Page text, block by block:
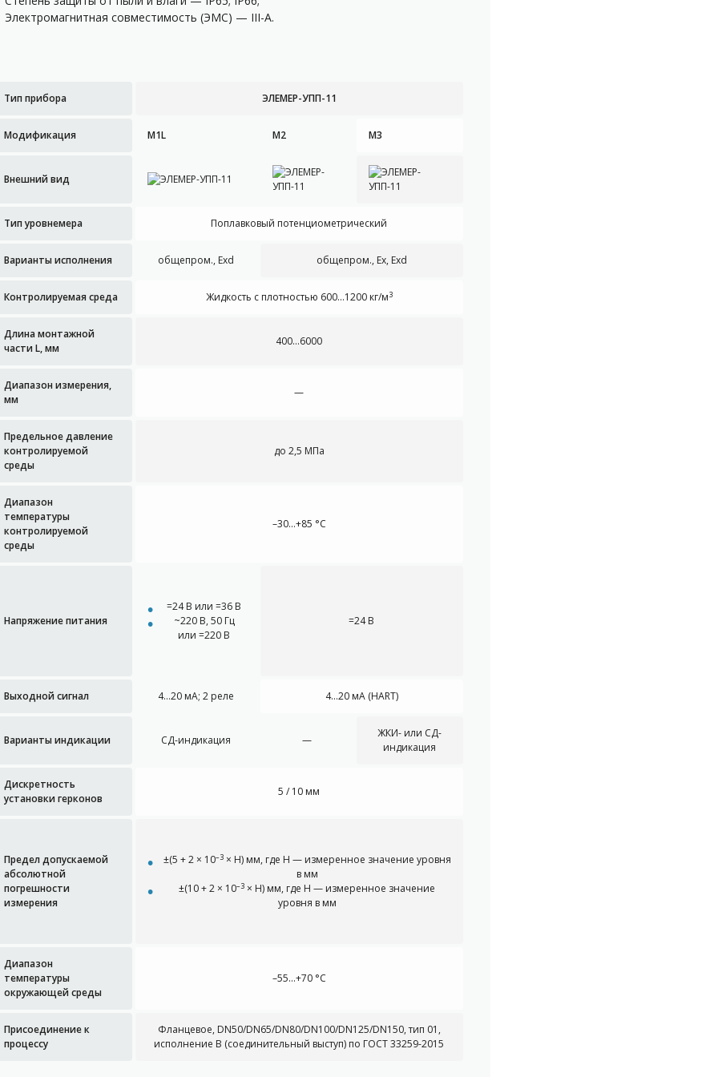
Электромагнитная совместимость (ЭМС) — III-A.
Тип прибора ЭЛЕМЕР-УПП-11
Модификация М1L М2 М3
Внешний вид
Тип уровнемера Поплавковый потенциометрический
Варианты исполнения общепром., Exd общепром., Ex, Exd
Контролируемая среда Жидкость с плотностью 600…1200 кг/м3
Длина монтажной
части L, мм
400…6000
Диапазон измерения,
мм
—
Предельное давление
контролируемой
среды
до 2,5 МПа
Диапазон
температуры
контролируемой
среды
–30…+85 °C
Напряжение питания
=24 В или =36 В
~220 В, 50 Гц
или =220 В
=24 В
Выходной сигнал 4…20 мА; 2 реле 4…20 мА (HART)
Варианты индикации СД-индикация —
ЖКИ- или СД-
индикация
Дискретность
установки герконов
5 / 10 мм
Предел допускаемой
абсолютной
погрешности
измерения
±(5 + 2 × 10–3× Н) мм, где Н — измеренное значение уровня
в мм
±(10 + 2 × 10–3 × Н) мм, где Н — измеренное значение
уровня в мм
Диапазон
температуры
окружающей среды
–55…+70 °C
Присоединение к
процессу
Фланцевое, DN50/DN65/DN80/DN100/DN125/DN150, тип 01,
исполнение B (соединительный выступ) по ГОСТ 33259-2015